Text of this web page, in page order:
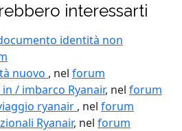
interessarti
identità non
nuovo , nel forum
/ imbarco Ryanair, nel forum
ryanair , nel forum
Ryanair, nel forum